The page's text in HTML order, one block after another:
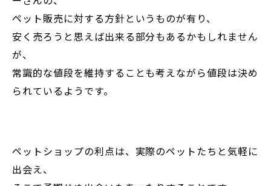
ペット販売に対する方針というものが有り、
安く売ろうと思えば出来る部分もあるかもしれません
が、
常識的な値段を維持することも考えながら値段は決め
られているようです。
ペットショップの利点は、実際のペットたちと気軽に
出会え、